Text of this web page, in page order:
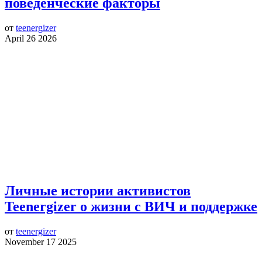
от teenergizer
April 26 2026
Личные истории активистов
Teenergizer о жизни с ВИЧ и поддержке
от teenergizer
November 17 2025